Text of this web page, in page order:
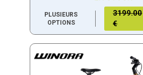
PLUSIEURS
OPTIONS
3199.00
€